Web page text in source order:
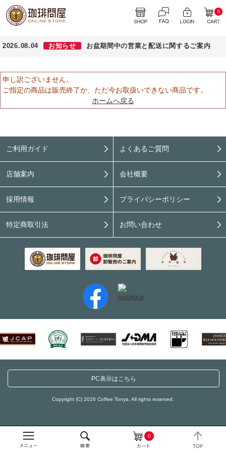
0
0
2026.08.04 お知らせ お盆期間中の営業と配送に関するご案内
申し訳ございません。
ご指定の商品は販売終了か、ただ今お取扱いできない商品です。
ホームへ戻る
ご利用ガイド よくあるご質問
店舗案内 会社概要
採用情報 プライバシーポリシー
特定商取引法 お問い合わせ
PC表示はこちら
Copyright (C) 2026 Coffee Tonya. All rights reserved.